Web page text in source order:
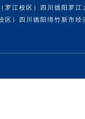
罗江校区）四川德阳罗
区）四川德阳绵竹新市